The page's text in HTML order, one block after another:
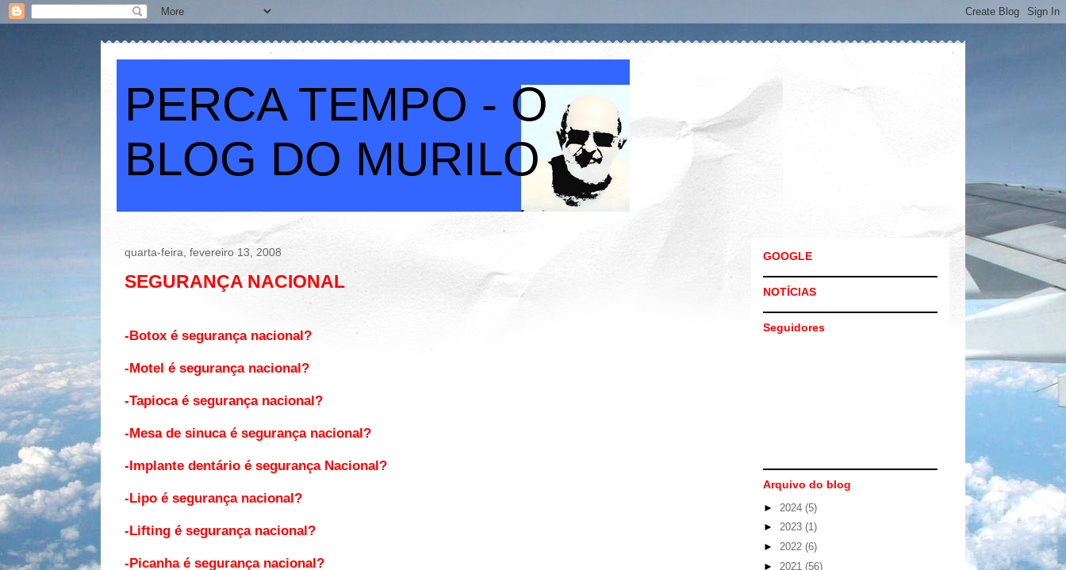
PERCA TEMPO - O
BLOG DO MURILO
quarta-feira, fevereiro 13, 2008
SEGURANÇA NACIONAL
-Botox é segurança nacional?
-Motel é segurança nacional?
-Tapioca é segurança nacional?
-Mesa de sinuca é segurança nacional?
-Implante dentário é segurança Nacional?
-Lipo é segurança nacional?
-Lifting é segurança nacional?
-Picanha é segurança nacional?
GOOGLE
NOTÍCIAS
Seguidores
Arquivo do blog
► 2024 (5)
► 2023 (1)
► 2022 (6)
► 2021 (56)